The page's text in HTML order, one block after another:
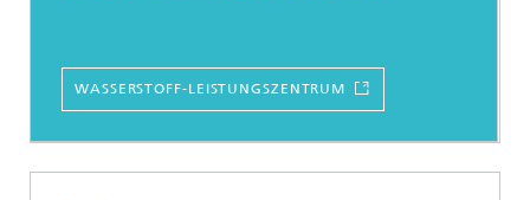
WASSERSTOFF-LEISTUNGSZENTRUM